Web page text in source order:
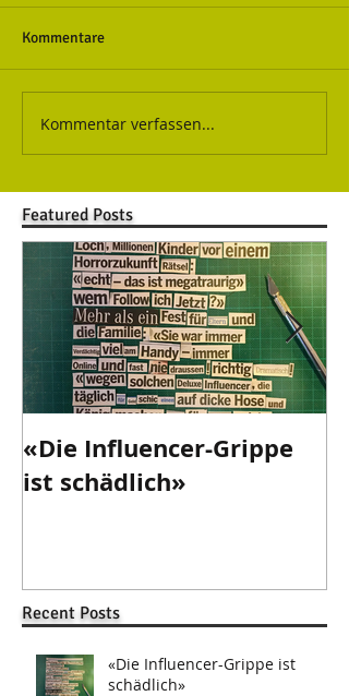
Featured Posts
Recent Posts
Kommentare
Kommentar verfassen...
«Die Influencer-Grippe
ist schädlich»
«Die Influencer-Grippe ist
schädlich»